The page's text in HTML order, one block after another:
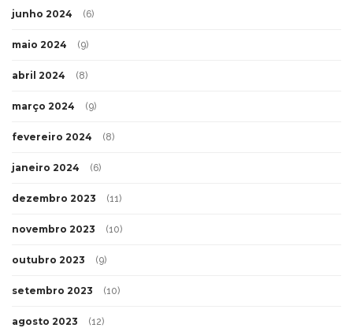
junho 2024 (6)
maio 2024 (9)
abril 2024 (8)
março 2024 (9)
fevereiro 2024 (8)
janeiro 2024 (6)
dezembro 2023 (11)
novembro 2023 (10)
outubro 2023 (9)
setembro 2023 (10)
agosto 2023 (12)